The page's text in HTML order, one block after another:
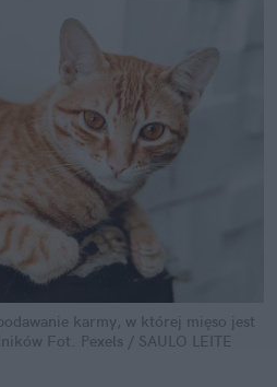
karmy, w której mięso jest
Fot. Pexels / SAULO LEITE